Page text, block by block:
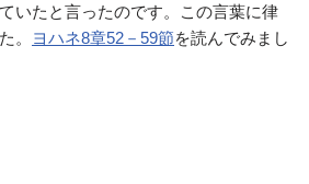
いたと言ったのです。この言葉に律
。
ヨハネ8章52－59節を読んでみまし